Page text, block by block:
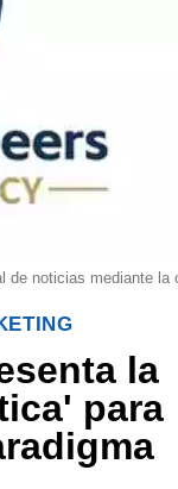
de noticias mediante
la
para